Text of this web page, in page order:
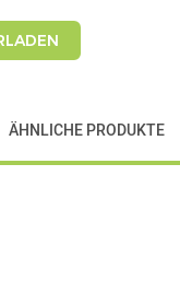
ÄHNLICHE PRODUKTE